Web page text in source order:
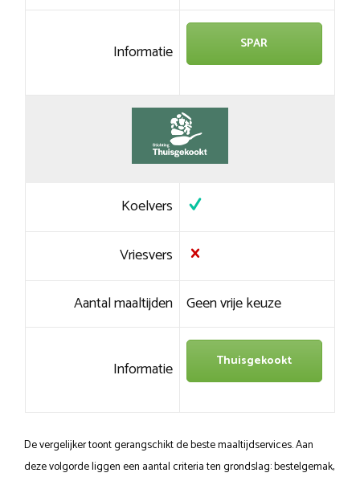
Informatie SPAR
Koelvers
Vriesvers
Aantal maaltijden Geen vrije keuze
Informatie Thuisgekookt
De vergelijker toont gerangschikt de beste maaltijdservices. Aan
deze volgorde liggen een aantal criteria ten grondslag: bestelgemak,